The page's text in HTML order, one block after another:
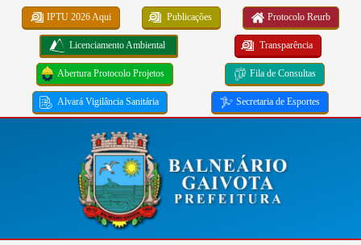
IPTU 2026 Aqui Publicações Protocolo Reurb
Licenciamento Ambiental Transparência
Abertura Protocolo Projetos Fila de Consultas
Alvará Vigilância Sanitária Secretaria de Esportes